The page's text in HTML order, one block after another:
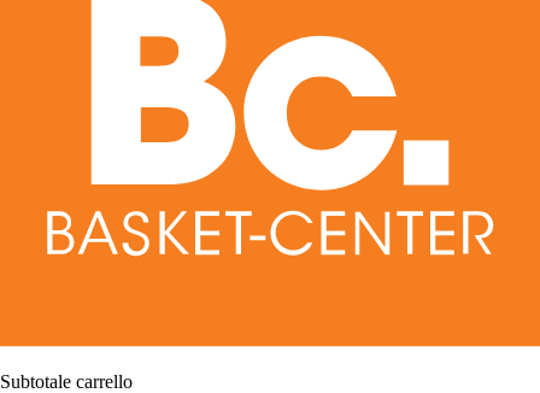
Subtotale carrello